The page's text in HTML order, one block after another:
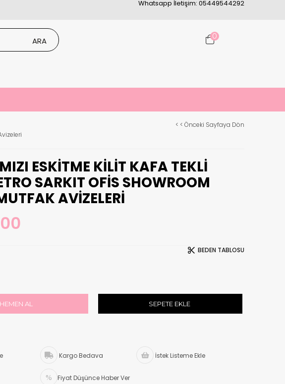
Whatsapp İletişim: 05449544292
0
< < Önceki Sayfaya Dön
ESKITME KILIT KAFA TEKLI
SARKIT OFIS SHOWROOM
AVIZELERI
BEDEN TABLOSU
Kargo Bedava İstek Listeme Ekle
Fiyat Düşünce Haber Ver